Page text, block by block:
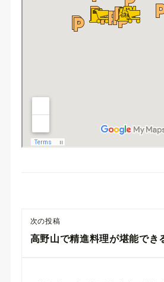
次の投稿
高野山で精進料理が堪能でき